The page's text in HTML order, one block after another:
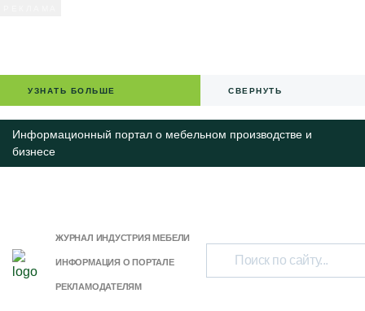
УЗНАТЬ БОЛЬШЕ СВЕРНУТЬ
Информационный портал о мебельном производстве и
бизнесе
ЖУРНАЛ ИНДУСТРИЯ МЕБЕЛИ
ИНФОРМАЦИЯ О ПОРТАЛЕ
РЕКЛАМОДАТЕЛЯМ